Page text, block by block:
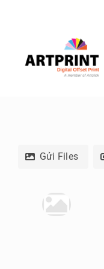
Gửi Files